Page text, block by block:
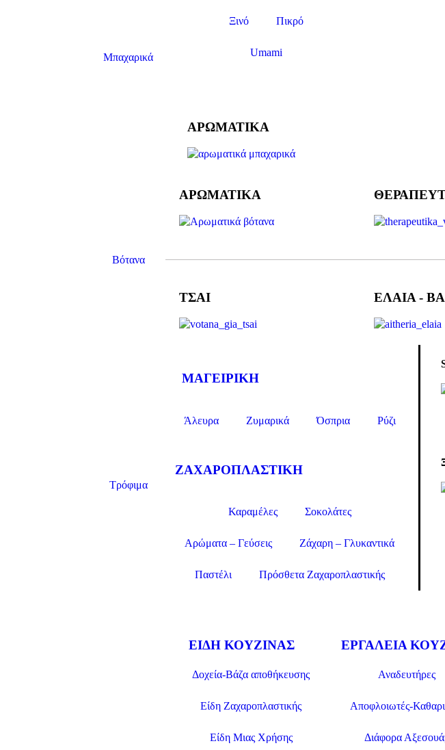
Μπαχαρικά
Ξινό Πικρό
Umami
ΑΡΩΜΑΤΙΚΆ
Βότανα
ΑΡΩΜΑΤΙΚΑ
ΤΣΑΙ ΕΛΑΙΑ -
Τρόφιμα
ΜΑΓΕΙΡΙΚΗ
Άλευρα Ζυμαρικά Όσπρια Ρύζι
ΖΑΧΑΡΟΠΛΑΣΤΙΚΗ
Καραμέλες Σοκολάτες
Αρώματα – Γεύσεις Ζάχαρη – Γλυκαντικά
Παστέλι Πρόσθετα Ζαχαροπλαστικής
ΕΊΔΗ ΚΟΥΖΊΝΑΣ
Δοχεία-Βάζα αποθήκευσης
Είδη Ζαχαροπλαστικής
Είδη Μιας Χρήσης
ΕΡΓΑΛΕΊΑ
Αναδευτήρες
Αποφλοιωτές-
Διάφορα